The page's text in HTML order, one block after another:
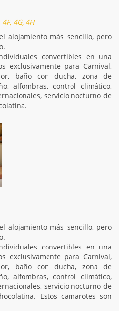
4G, 4H
alojamiento más sencillo, pero
convertibles en una
exclusivamente para Carnival,
baño con ducha, zona de
alfombras, control climático,
servicio nocturno de
alojamiento más sencillo, pero
convertibles en una
exclusivamente para Carnival,
baño con ducha, zona de
alfombras, control climático,
servicio nocturno de
Estos camarotes son